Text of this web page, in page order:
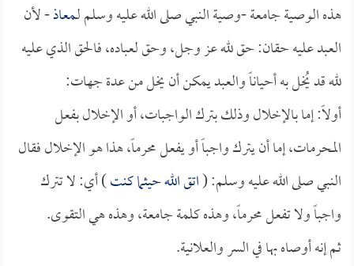
هذه الوصية جامعة -وصية النبي صلى الله عليه وسلم لـمعاذ- لأن
العبد عليه حقان: حق لله عز وجل، وحق لعباده، فالحق الذي عليه
لله قد يُخل به أحياناً والعبد يمكن أن يخل من عدة جهات:
أولاً: إما بالإخلال وذلك بترك الواجبات، أو الإخلال بفعل
المحرمات، إما أن يترك واجباً أو يفعل محرماً، هذا هو الإخلال فقال
النبي صلى الله عليه وسلم: (اتق الله حيثما كنت) أي: لا تترك
واجباً ولا تفعل محرماً، وهذه كلمة جامعة، وهذه هي التقوى.
ثم إنه أوصاه بها في السر والعلانية.